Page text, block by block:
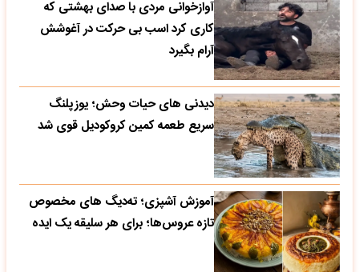
آوازخوانی مردی با صدای بهشتی که
کاری کرد اسب بی حرکت در آغوشش
آرام بگیرد
دیدنی های حیات وحش؛ یوزپلنگ
سریع طعمه کمین کروکودیل قوی شد
آموزش آشپزی؛ ته‌دیگ‌ های مخصوص
تازه‌ عروس‌ها؛ برای هر سلیقه یک ایده